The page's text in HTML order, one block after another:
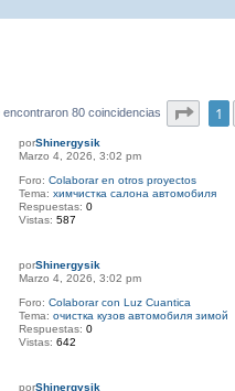
encontraron 80 coincidencias 1
porShinergysik
Marzo 4, 2026, 3:02 pm
Foro:Colaborar en otros proyectos
Tema:химчистка салона автомобиля
Respuestas:0
Vistas:587
porShinergysik
Marzo 4, 2026, 3:02 pm
Foro:Colaborar con Luz Cuantica
Tema:очистка кузов автомобиля зимой
Respuestas:0
Vistas:642
porShinergysik